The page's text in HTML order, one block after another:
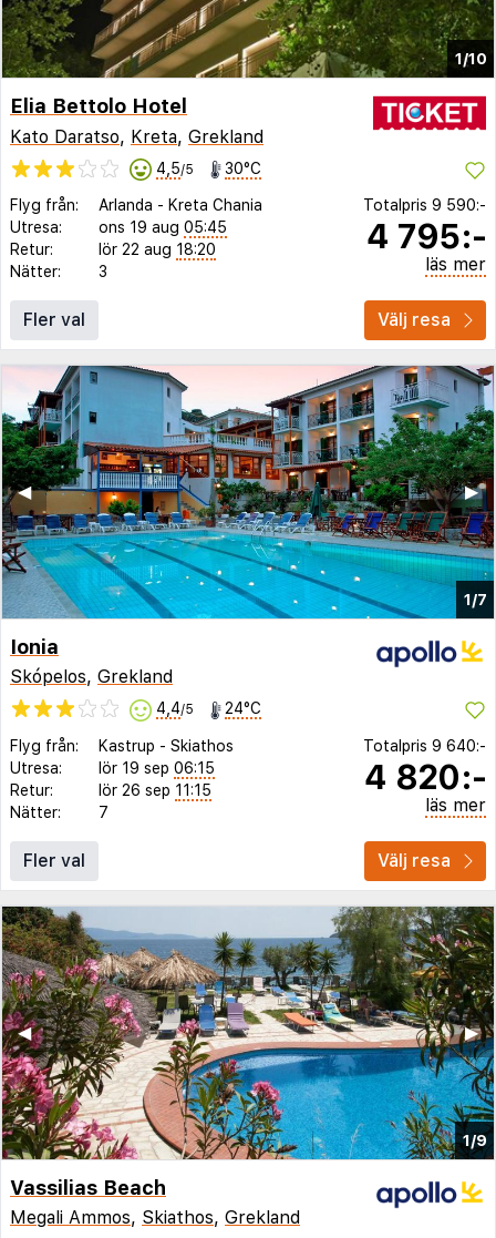
1/10
Elia Bettolo Hotel
Kato Daratso, Kreta, Grekland
4,5/5 30°C
Flyg från: Arlanda - Kreta Chania
Utresa:
ons 19 aug 05:45
Retur:
lör 22 aug 18:20
Nätter:
3
Totalpris 9 590:-
4 795:-
läs mer
Fler val Välj resa
1/7
▶︎
◀︎
Ionia
Skópelos, Grekland
4,4/5 24°C
Flyg från: Kastrup - Skiathos
Utresa:
lör 19 sep 06:15
Retur:
lör 26 sep 11:15
Nätter:
7
Totalpris 9 640:-
4 820:-
läs mer
Fler val Välj resa
1/9
▶︎
◀︎
Vassilias Beach
Megali Ammos, Skiathos, Grekland